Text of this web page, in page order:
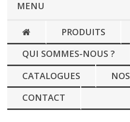
MENU
PRODUITS
QUI SOMMES-NOUS ?
CATALOGUES
CONTACT